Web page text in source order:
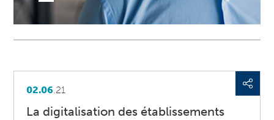
02.06.21
La digitalisation des établissements